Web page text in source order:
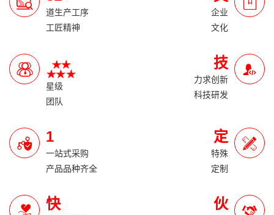
道生产工序
工匠精神
企业
文化
星级
团队
技
力求创新
科技研发
1
一站式采购
产品品种齐全
定
特殊
定制
快 伙